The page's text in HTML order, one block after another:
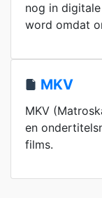
nog in
word omdat
MKV
MKV
en
films.